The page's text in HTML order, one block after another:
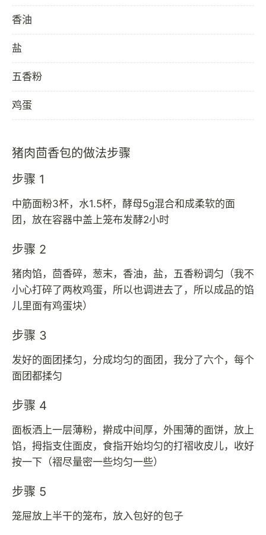
香油
盐
五香粉
鸡蛋
猪肉茴香包的做法步骤
步骤 1
中筋面粉3杯，水1.5杯，酵母5g混合和成柔软的面
团，放在容器中盖上笼布发酵2小时
步骤 2
猪肉馅，茴香碎，葱末，香油，盐，五香粉调匀（我不
小心打碎了两枚鸡蛋，所以也调进去了，所以成品的馅
儿里面有鸡蛋块）
步骤 3
发好的面团揉匀，分成均匀的面团，我分了六个，每个
面团都揉匀
步骤 4
面板洒上一层薄粉，擀成中间厚，外围薄的面饼，放上
馅，拇指支住面皮，食指开始均匀的打褶收皮儿，收好
按一下（褶尽量密一些均匀一些）
步骤 5
笼屉放上半干的笼布，放入包好的包子